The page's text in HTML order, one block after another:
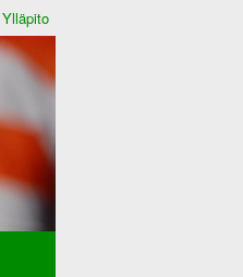
Ylläpito